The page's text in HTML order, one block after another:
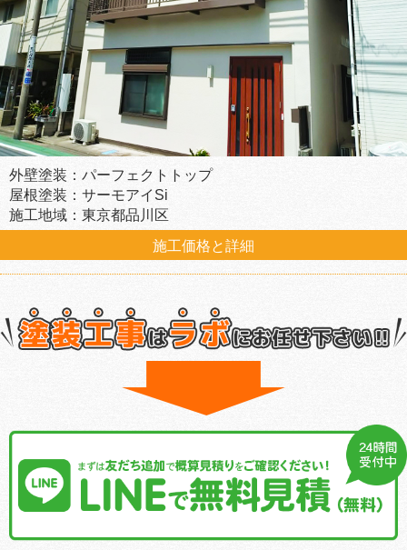
外壁塗装：パーフェクトトップ
屋根塗装：サーモアイSi
施工地域：東京都品川区
施工価格と詳細